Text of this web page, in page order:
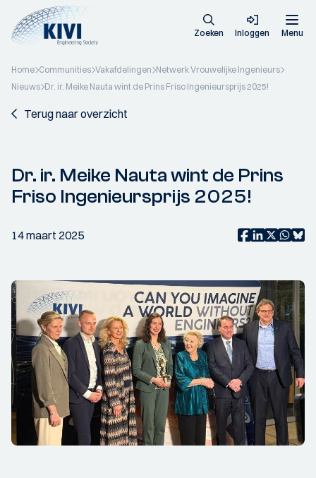
Zoeken Inloggen Menu
Home Communities Vakafdelingen Netwerk Vrouwelijke Ingenieurs
Nieuws Dr. ir. Meike Nauta wint de Prins Friso Ingenieursprijs 2025!
Terug naar overzicht
Dr. ir. Meike Nauta wint de Prins
Friso Ingenieursprijs 2025!
14 maart 2025